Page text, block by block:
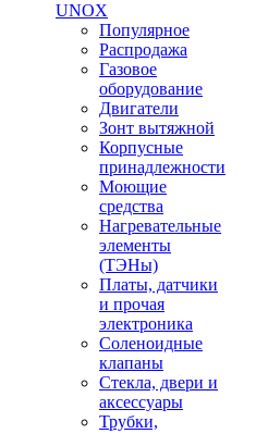
UNOX
Популярное
Распродажа
Газовое
оборудование
Двигатели
Зонт вытяжной
Корпусные
принадлежности
Моющие
средства
Нагревательные
элементы
(ТЭНы)
Платы, датчики
и прочая
электроника
Соленоидные
клапаны
Стекла, двери и
аксессуары
Трубки,